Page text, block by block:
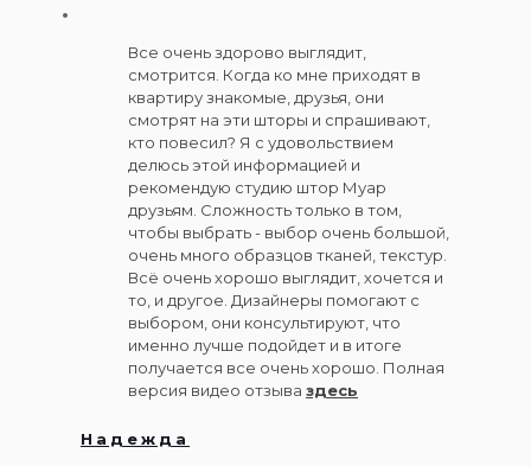
Все очень здорово выглядит,
смотрится. Когда ко мне приходят в
квартиру знакомые, друзья, они
смотрят на эти шторы и спрашивают,
кто повесил? Я с удовольствием
делюсь этой информацией и
рекомендую студию штор Муар
друзьям. Сложность только в том,
чтобы выбрать - выбор очень большой,
очень много образцов тканей, текстур.
Всё очень хорошо выглядит, хочется и
то, и другое. Дизайнеры помогают с
выбором, они консультируют, что
именно лучше подойдет и в итоге
получается все очень хорошо. Полная
версия видео отзыва здесь
Надежда